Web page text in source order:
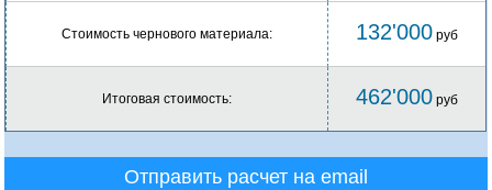
Стоимость чернового материала: 132'000 руб
Итоговая стоимость: 462'000 руб
Отправить расчет на email